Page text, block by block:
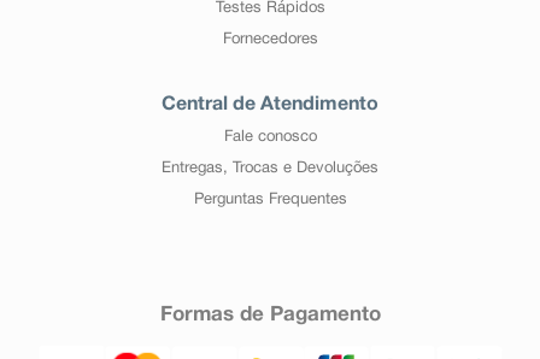
Testes Rápidos
Fornecedores
Central de Atendimento
Fale conosco
Entregas, Trocas e Devoluções
Perguntas Frequentes
Formas de Pagamento